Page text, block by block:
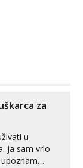
za
u
Ja sam vrlo